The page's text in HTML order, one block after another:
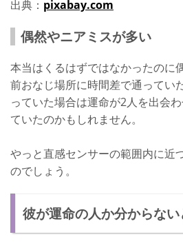
出典： pixabay.com
偶然やニアミスが多い
本当はくるはずではなかったのに
前おなじ場所に時間差で通ってい
っていた場合は運命が2人を出会
ていたのかもしれません。
やっと直感センサーの範囲内に近
のでしょう。
彼が運命の人か分からない